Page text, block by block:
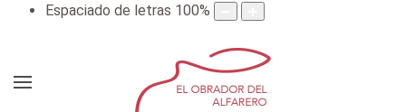
Espaciado de letras 100%